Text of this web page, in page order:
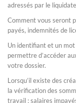
adressés par le
Comment vous seront
payés, indemnités de
Un identifiant et un
permettre d’accéder
votre dossier.
Lorsqu’il existe des
la vérification des
travail : salaires